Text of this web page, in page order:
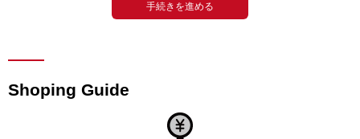
手続きを進める
Shoping Guide